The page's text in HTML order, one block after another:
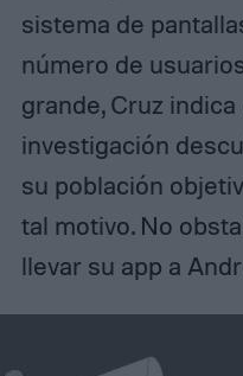
sistema de
número de
grande, Cruz
investigación
su población
tal motivo. No
llevar su app a